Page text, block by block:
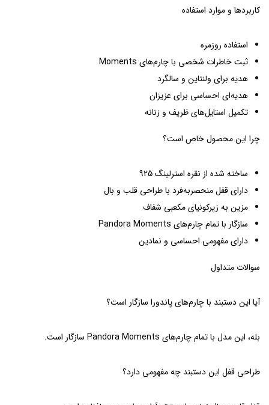
کاربردها و موارد استفاده
استفاده روزمره
ثبت خاطرات شخصی با چارم‌های Moments
هدیه برای ولنتاین و سالگرد
هدیه‌ای احساسی برای عزیزان
تکمیل استایل‌های ظریف و زنانه
چرا این محصول خاص است؟
ساخته شده از نقره استرلینگ 925
دارای قفل منحصربه‌فرد با طراحی قلب و بال
مزین به زیرکونیای مکعبی شفاف
سازگار با تمام چارم‌های Pandora Moments
دارای مفهومی احساسی و نمادین
سوالات متداول
آیا این دستبند با چارم‌های پاندورا سازگار است؟
بله، این مدل با تمام چارم‌های Pandora Moments سازگار است.
طراحی قفل این دستبند چه مفهومی دارد؟